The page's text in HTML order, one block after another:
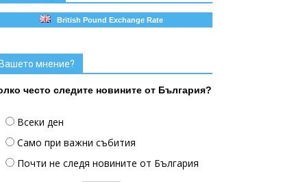
British Pound Exchange Rate
мнение?
често следите новините от България?
Всеки ден
Само при важни събития
Почти не следя новините от България